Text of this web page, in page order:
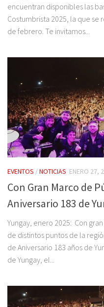
encuentran disponibles las
Costumbrista 2025, la que se
de febrero. Te invitamos...
EVENTOS /NOTICIAS ENERO 27,
Con Gran Marco de
Aniversario 183 de
Yungay, enero 2025: Con
de distintos puntos de la
de Aniversario 183 años de
de Yungay, el...